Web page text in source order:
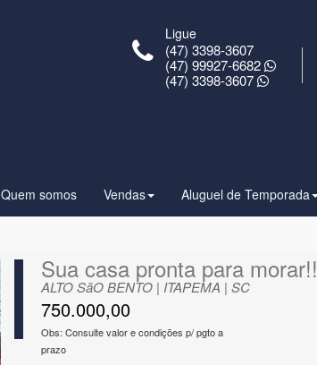
Ligue
(47) 3398-3607
(47) 99927-6682
(47) 3398-3607
Quem somos Vendas Aluguel de Temporada
Sua casa pronta para morar!!
ALTO SãO BENTO | ITAPEMA | SC
750.000,00
Obs: Consulte valor e condições p/ pgto a
prazo